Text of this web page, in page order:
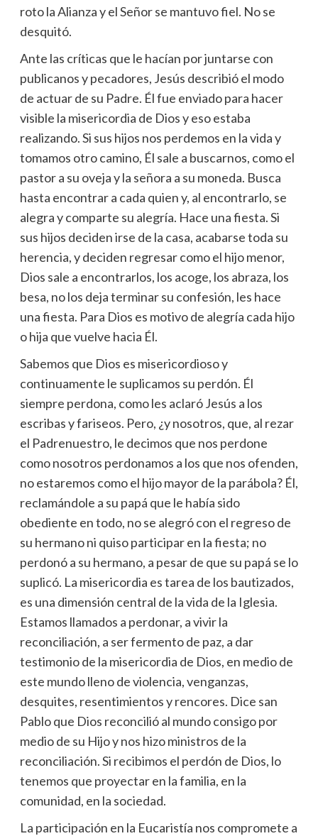
roto la Alianza y el Señor se mantuvo fiel. No se
desquitó.
Ante las críticas que le hacían por juntarse con
publicanos y pecadores, Jesús describió el modo
de actuar de su Padre. Él fue enviado para hacer
visible la misericordia de Dios y eso estaba
realizando. Si sus hijos nos perdemos en la vida y
tomamos otro camino, Él sale a buscarnos, como el
pastor a su oveja y la señora a su moneda. Busca
hasta encontrar a cada quien y, al encontrarlo, se
alegra y comparte su alegría. Hace una fiesta. Si
sus hijos deciden irse de la casa, acabarse toda su
herencia, y deciden regresar como el hijo menor,
Dios sale a encontrarlos, los acoge, los abraza, los
besa, no los deja terminar su confesión, les hace
una fiesta. Para Dios es motivo de alegría cada hijo
o hija que vuelve hacia Él.
Sabemos que Dios es misericordioso y
continuamente le suplicamos su perdón. Él
siempre perdona, como les aclaró Jesús a los
escribas y fariseos. Pero, ¿y nosotros, que, al rezar
el Padrenuestro, le decimos que nos perdone
como nosotros perdonamos a los que nos ofenden,
no estaremos como el hijo mayor de la parábola? Él,
reclamándole a su papá que le había sido
obediente en todo, no se alegró con el regreso de
su hermano ni quiso participar en la fiesta; no
perdonó a su hermano, a pesar de que su papá se lo
suplicó. La misericordia es tarea de los bautizados,
es una dimensión central de la vida de la Iglesia.
Estamos llamados a perdonar, a vivir la
reconciliación, a ser fermento de paz, a dar
testimonio de la misericordia de Dios, en medio de
este mundo lleno de violencia, venganzas,
desquites, resentimientos y rencores. Dice san
Pablo que Dios reconcilió al mundo consigo por
medio de su Hijo y nos hizo ministros de la
reconciliación. Si recibimos el perdón de Dios, lo
tenemos que proyectar en la familia, en la
comunidad, en la sociedad.
La participación en la Eucaristía nos compromete a